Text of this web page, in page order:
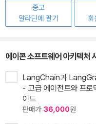
중고
알라딘에 팔기
회
에이콘 소프트웨어 아키텍처
LangChain과
- 고급 에이전트와 프로
이드
판매가 36,000원